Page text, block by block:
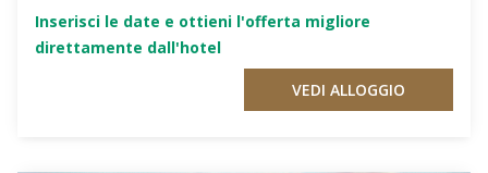
Inserisci le date e ottieni l'offerta migliore
direttamente dall'hotel
VEDI ALLOGGIO